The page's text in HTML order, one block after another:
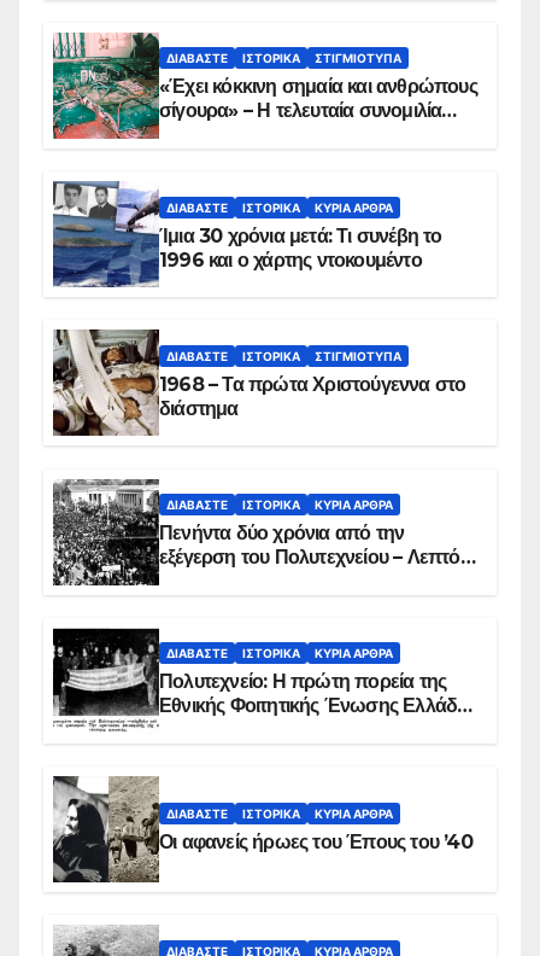
ΔΙΑΒΆΣΤΕ ΙΣΤΟΡΙΚΆ ΣΤΙΓΜΙΌΤΥΠΑ
«Έχει κόκκινη σημαία και ανθρώπους
σίγουρα» – Η τελευταία συνομιλία
ΔΙΑΒΆΣΤΕ ΙΣΤΟΡΙΚΆ ΚΥΡΙΑ ΑΡΘΡΑ
Ίμια 30 χρόνια μετά: Τι συνέβη το
1996 και ο χάρτης ντοκουμέντο
ΔΙΑΒΆΣΤΕ ΙΣΤΟΡΙΚΆ ΣΤΙΓΜΙΌΤΥΠΑ
1968 – Τα πρώτα Χριστούγεννα στο
διάστημα
ΔΙΑΒΆΣΤΕ ΙΣΤΟΡΙΚΆ ΚΥΡΙΑ ΑΡΘΡΑ
Πενήντα δύο χρόνια από την
εξέγερση του Πολυτεχνείου – Λεπτό
ΔΙΑΒΆΣΤΕ ΙΣΤΟΡΙΚΆ ΚΥΡΙΑ ΑΡΘΡΑ
Πολυτεχνείο: Η πρώτη πορεία της
Εθνικής Φοιτητικής Ένωσης Ελλάδος
ΔΙΑΒΆΣΤΕ ΙΣΤΟΡΙΚΆ ΚΥΡΙΑ ΑΡΘΡΑ
Οι αφανείς ήρωες του Έπους του ’40
ΔΙΑΒΆΣΤΕ ΙΣΤΟΡΙΚΆ ΚΥΡΙΑ ΑΡΘΡΑ